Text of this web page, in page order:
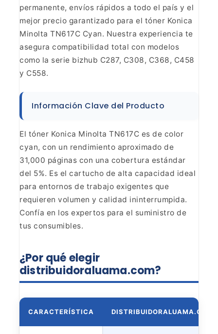
permanente, envíos rápidos a todo el país y el
mejor precio garantizado para el tóner Konica
Minolta TN617C Cyan. Nuestra experiencia te
asegura compatibilidad total con modelos
como la serie bizhub C287, C308, C368, C458
y C558.
Información Clave del Producto
El tóner Konica Minolta TN617C es de color
cyan, con un rendimiento aproximado de
31,000 páginas con una cobertura estándar
del 5%. Es el cartucho de alta capacidad ideal
para entornos de trabajo exigentes que
requieren volumen y calidad ininterrumpida.
Confía en los expertos para el suministro de
tus consumibles.
¿Por qué elegir
distribuidoraluama.com?
CARACTERÍSTICA DISTRIBUIDORALUAMA.COM